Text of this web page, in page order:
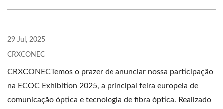
29 Jul, 2025
CRXCONEC
CRXCONECTemos o prazer de anunciar nossa participação
na ECOC Exhibition 2025, a principal feira europeia de
comunicação óptica e tecnologia de fibra óptica. Realizado